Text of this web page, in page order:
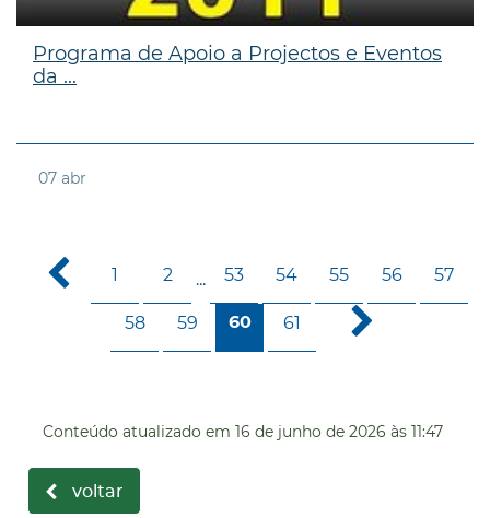
Programa de Apoio a Projectos e Eventos
da ...
07 abr
1 2 ... 53 54 55 56 57
58 59 60 61
Conteúdo atualizado em 16 de junho de 2026 às 11:47
voltar